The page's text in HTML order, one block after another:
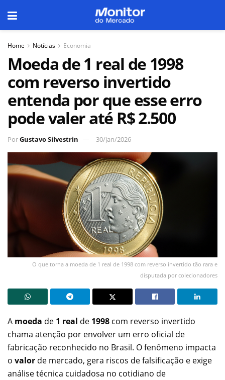
Home Notícias Economia
Moeda de 1 real de 1998
com reverso invertido
entenda por que esse erro
pode valer até R$ 2.500
PorGustavo Silvestrin 30/jan/2026
O que torna a moeda de 1 real de 1998 com reverso invertido tão rara e
disputada por colecionadores
A moeda de 1 real de 1998 com reverso invertido
chama atenção por envolver um erro oficial de
fabricação reconhecido no Brasil. O fenômeno impacta
o valor de mercado, gera riscos de falsificação e exige
análise técnica cuidadosa no cotidiano de